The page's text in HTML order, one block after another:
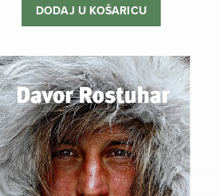
DODAJ U KOŠARICU